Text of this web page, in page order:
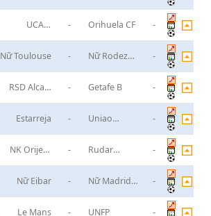
UCAM
- Orihuela CF -
Nữ Toulouse -
Nữ Rodez
-
RSD Alcala
- Getafe B -
Estarreja -
Uniao
-
NK Orijent
-
Rudar
-
Nữ Eibar -
Nữ Madrid
-
Le Mans - UNFP -